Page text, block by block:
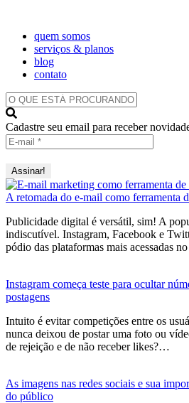
quem somos
serviços & planos
blog
contato
O
QUE
ESTÁ
PROCURANDO?
Cadastre seu email para receber
A retomada do e-mail como ferramenta
Publicidade digital é versátil, sim! A
indiscutível. Instagram, Facebook e
pódio das plataformas mais acessadas
Instagram começa teste para ocultar
postagens
Intuito é evitar competições entre os
nunca deixou de postar uma foto ou
de rejeição e de não receber likes?…
As imagens nas redes sociais e sua
do público